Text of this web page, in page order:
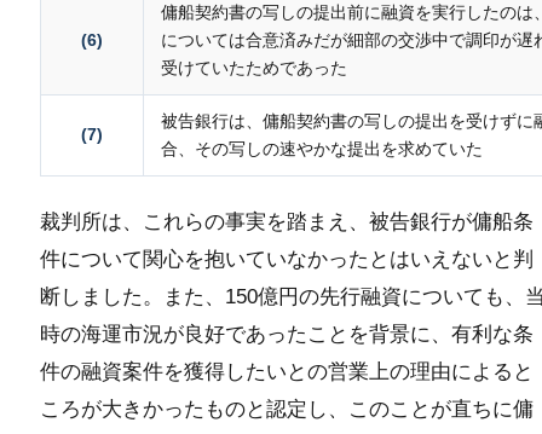
(6)
傭船契約書の写しの提出前に融資を実行したのは
については合意済みだが細部の交渉中で調印が遅
受けていたためであった
(7)
被告銀行は、傭船契約書の写しの提出を受けずに
合、その写しの速やかな提出を求めていた
裁判所は、これらの事実を踏まえ、被告銀行が傭船条
件について関心を抱いていなかったとはいえないと判
断しました。また、150億円の先行融資についても、
時の海運市況が良好であったことを背景に、有利な条
件の融資案件を獲得したいとの営業上の理由によると
ころが大きかったものと認定し、このことが直ちに傭